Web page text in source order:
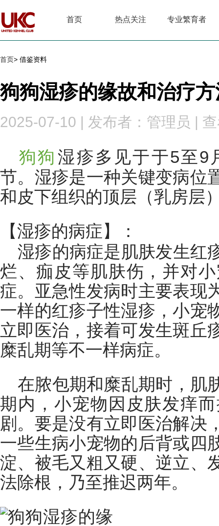
首页 热点关注 专业繁育者
首页> 借鉴资料
狗狗湿疹的缘故和治疗
2025-07-10 | 发布者：管理员 |
狗狗 湿疹多见于于5至9
节。湿疹是一种关键变病位
和皮下组织的顶层（乳房层
【湿疹的病症】：
湿疹的病症是肌肤发生红
烂、痂皮等肌肤伤，并对
症。亚急性发病时主要表现
一样的红疹子性湿疹，小宠
立即医治，接着可发生斑丘
糜乱期等不一样病症。
在脓包期和糜乱期时，肌
期内，小宠物因皮肤发痒
剧。要是没有立即医治解决
一些生病小宠物的后背或四
淀、被毛又粗又硬、逆立、
法除根，乃至推迟两年。